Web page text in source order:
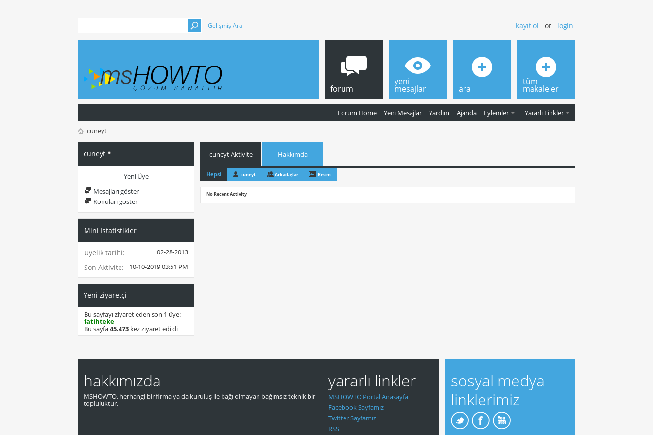
Gelişmiş Ara kayıt ol or login
forum
Forum Home Yeni Mesajlar Yardım Ajanda Eylemler Yararlı Linkler
yeni
mesajlar ara
tüm
makaleler
cuneyt
cuneyt
Yeni Üye
Mesajları göster
Konuları göster
Mini Istatistikler
Üyelik tarihi 02-28-2013
Son Aktivite 10-10-201903:51 PM
Yeni ziyaretçi
Bu sayfayı ziyaret eden son 1 üye:
fatihteke
Bu sayfa45.473 kez ziyaret edildi
cuneyt Aktivite Hakkımda
Hepsi cuneyt Arkadaşlar Resim
No Recent Activity
hakkımızda
MSHOWTO, herhangi bir firma ya da kuruluş ile bağı olmayan bağımsız teknik bir
topluluktur.
yararlı linkler
MSHOWTO Portal Anasayfa
Facebook Sayfamız
Twitter Sayfamız
RSS
sosyal medya
linklerimiz